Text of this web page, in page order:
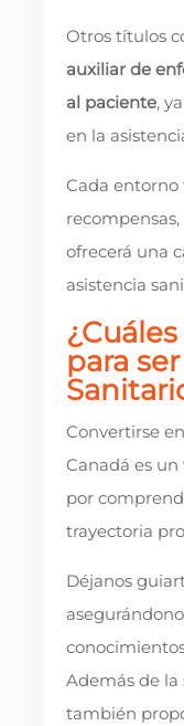
Otros títulos
auxiliar de
al paciente,
en la
Cada entorno
ofrecerá una
asistencia
para
Convertirse
Canadá es
por
trayectoria
Déjanos
Además de
también